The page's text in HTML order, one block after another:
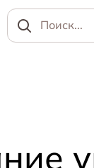
Найти